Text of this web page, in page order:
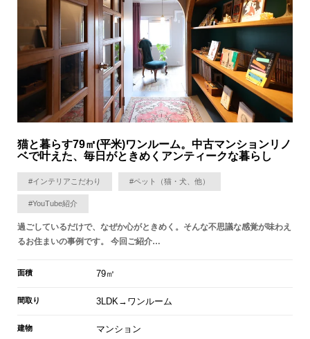
猫と暮らす79㎡(平米)ワンルーム。中古マンションリノ
ベで叶えた、毎日がときめくアンティークな暮らし
#インテリアこだわり #ペット（猫・犬、他）
#YouTube紹介
過ごしているだけで、なぜか心がときめく。そんな不思議な感覚が味わえ
るお住まいの事例です。 今回ご紹介…
面積 79㎡
間取り 3LDK→ワンルーム
建物 マンション